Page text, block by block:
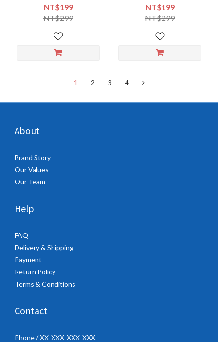
NT$199
NT$299
NT$199
NT$299
1 2 3 4
About
Brand Story
Our Values
Our Team
Help
FAQ
Delivery & Shipping
Payment
Return Policy
Terms & Conditions
Contact
Phone / XX-XXX-XXX-XXX